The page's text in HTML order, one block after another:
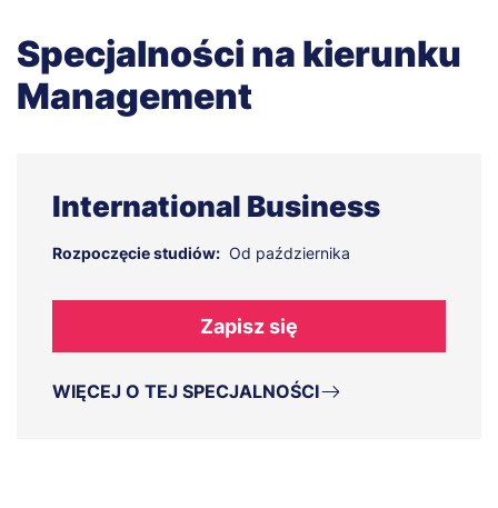
Specjalności na kierunku
Management
International Business
Rozpoczęcie studiów: Od października
Zapisz się
WIĘCEJ O TEJ SPECJALNOŚCI